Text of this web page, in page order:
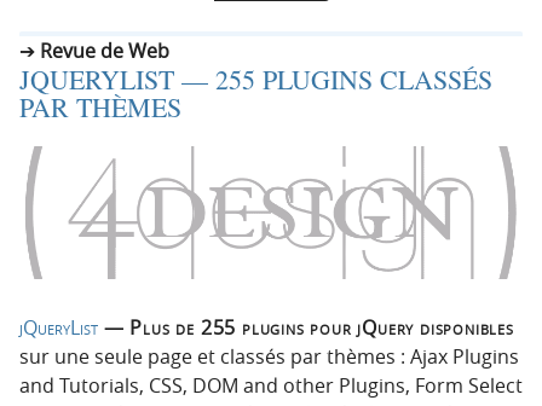
a
t
i
n
r
c
i
p
a
u
c
n
e
n
Revue de Web
JQUERYLIST — 255 PLUGINS CLASSÉS
PAR THÈMES
jQueryList — Plus de 255 plugins pour jQuery disponibles
sur une seule page et classés par thèmes : Ajax Plugins
and Tutorials, CSS, DOM and other Plugins, Form Select